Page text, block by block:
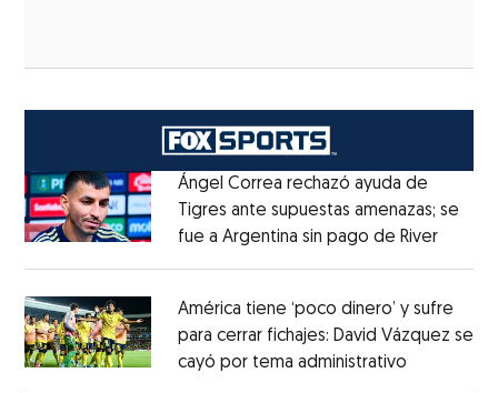
Ángel Correa rechazó ayuda de
Tigres ante supuestas amenazas; se
fue a Argentina sin pago de RiverOpens
América tiene ‘poco dinero’ y sufre
para cerrar fichajes: David Vázquez se
cayó por tema administrativo